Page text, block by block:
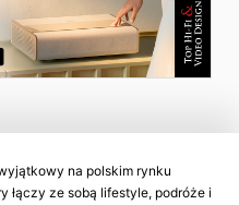
na polskim rynku
łączy ze sobą lifestyle, podróże i